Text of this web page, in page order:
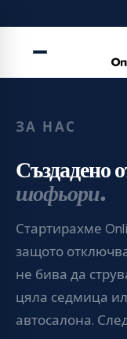
ЗА НАС
Създадено
шофьори.
Стартирахме
защото
не бива да
цяла седмица
автосалона.